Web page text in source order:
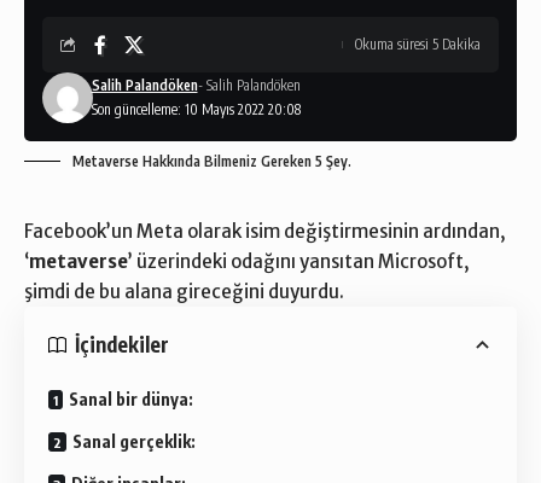
Son güncelleme: 10 Mayıs 2022 20:08
Salih Palandöken- Salih Palandöken
Okuma süresi 5 Dakika
Metaverse Hakkında Bilmeniz Gereken 5 Şey.
Facebook’un Meta olarak isim değiştirmesinin ardından,
‘metaverse’ üzerindeki odağını yansıtan Microsoft,
şimdi de bu alana gireceğini duyurdu.
İçindekiler
Sanal bir dünya:
Sanal gerçeklik: